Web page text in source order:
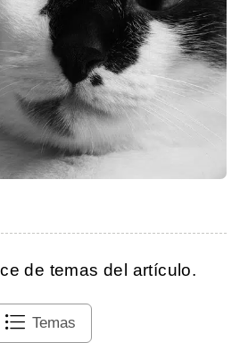
de temas del artículo.
Temas